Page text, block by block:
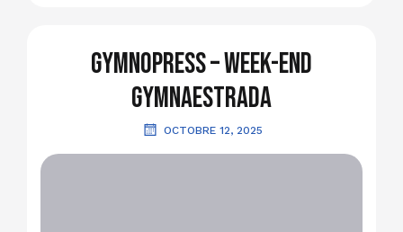
GymnoPress – Week-end
Gymnaestrada
OCTOBRE 12, 2025